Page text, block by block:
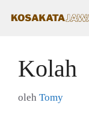
Kolah
oleh Tomy